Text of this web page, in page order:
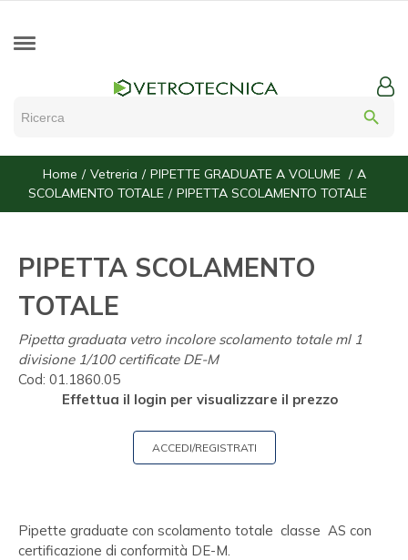
search
Home Vetreria PIPETTE GRADUATE A VOLUME
A
SCOLAMENTO TOTALE
PIPETTA SCOLAMENTO TOTALE
PIPETTA SCOLAMENTO
TOTALE
Pipetta graduata vetro incolore scolamento totale ml 1
divisione 1/100 certificate DE-M
Cod: 01.1860.05
Effettua il login per visualizzare il prezzo
ACCEDI/REGISTRATI
Pipette graduate con scolamento totale classe AS con
certificazione di conformità DE-M.